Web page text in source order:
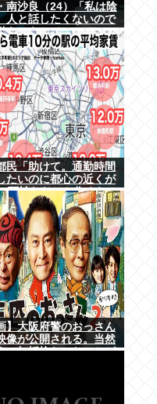
南沙良（24）「私は陰
人と話したくないので
きこもってPCでアニ
ていたい」
民「助けて。通勤時間
たいのに都心の近くが
万払わないと住めない
】大阪府警のおっさん
像が公開される。当然
に無抵抗だったことが